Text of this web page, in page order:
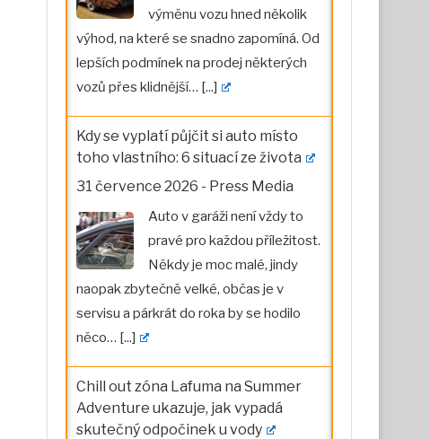
výměnu vozu hned několik
výhod, na které se snadno zapomíná. Od
lepších podmínek na prodej některých
vozů přes klidnější… [...]
Kdy se vyplatí půjčit si auto místo
toho vlastního: 6 situací ze života
31 července 2026 - Press Media
Auto v garáži není vždy to
pravé pro každou příležitost.
Někdy je moc malé, jindy
naopak zbytečně velké, občas je v
servisu a párkrát do roka by se hodilo
něco… [...]
Chill out zóna Lafuma na Summer
Adventure ukazuje, jak vypadá
skutečný odpočinek u vody